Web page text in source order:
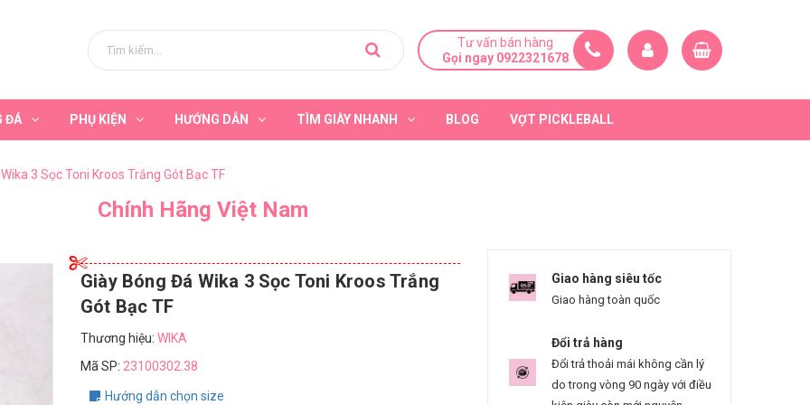
Tư vấn bán hàng
Gọi ngay 0922321678
ĐÁ PHỤ KIỆN HƯỚNG DẪN TÌM GIÀY NHANH BLOG VỢT PICKLEBALL
3 Sọc Toni Kroos Trắng Gót Bạc TF
Chính Hãng Việt Nam
Giày Bóng Đá Wika 3 Sọc Toni Kroos Trắng
Gót Bạc TF
Thương hiệu: WIKA
Mã SP: 23100302.38
Hướng dẫn chọn size
Giao hàng siêu tốc
Giao hàng toàn quốc
Đổi trả hàng
Đổi trả thoải mái không cần lý
do trong vòng 90 ngày với điều